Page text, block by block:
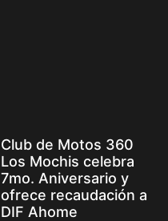
Club de Motos 360
Los Mochis celebra
7mo. Aniversario y
ofrece recaudación a
DIF Ahome